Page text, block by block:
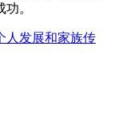
。
人发展和家族传